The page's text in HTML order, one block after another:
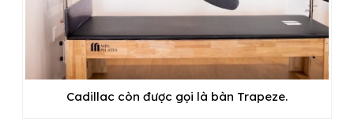
Cadillac còn được gọi là bàn Trapeze.